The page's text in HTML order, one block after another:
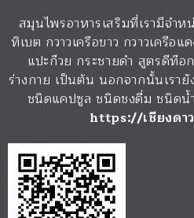
สมุนไพรอาหารเสริมที่เรามีจำห
ทิเบต กวาวเครือขาว กวาวเครือ
แปะก๊วย กระชายดำ สูตรดีท๊อ
ร่างกาย เป็นต้น นอกจากนั้นเรา
ชนิดแคปซูล ชนิดชงดื่ม ชนิดน้
https://เชียงดา